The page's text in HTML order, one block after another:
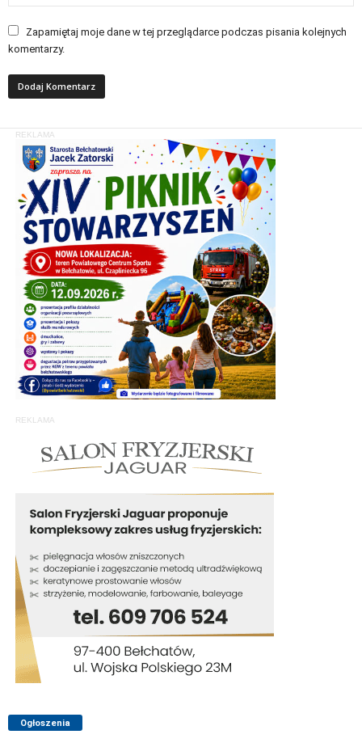
Zapamiętaj moje dane w tej przeglądarce podczas pisania kolejnych
komentarzy.
REKLAMA
REKLAMA
Ogłoszenia